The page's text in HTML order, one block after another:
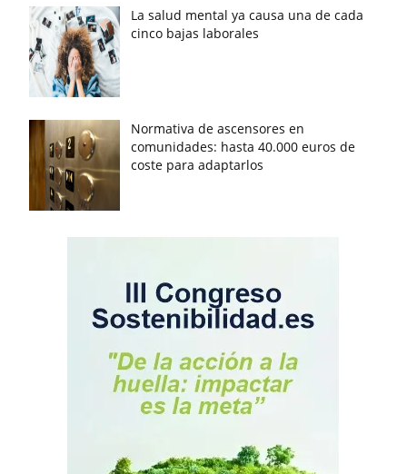
La salud mental ya causa una de cada
cinco bajas laborales
Normativa de ascensores en
comunidades: hasta 40.000 euros de
coste para adaptarlos